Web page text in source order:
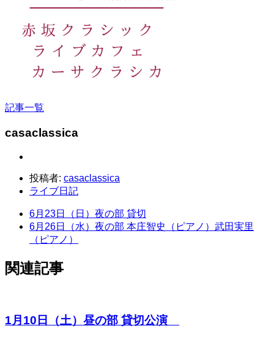
記事一覧
casaclassica
投稿者: casaclassica
ライブ日記
6月23日（日）夜の部 貸切
6月26日（水）夜の部 本庄智史（ピアノ）武田実里
（ピアノ）
関連記事
1月10日（土）昼の部 貸切公演